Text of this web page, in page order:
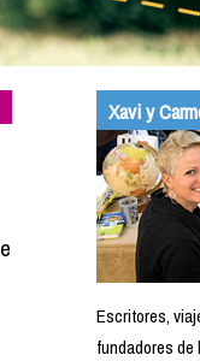
Xavi y
Escritores,
fundadores